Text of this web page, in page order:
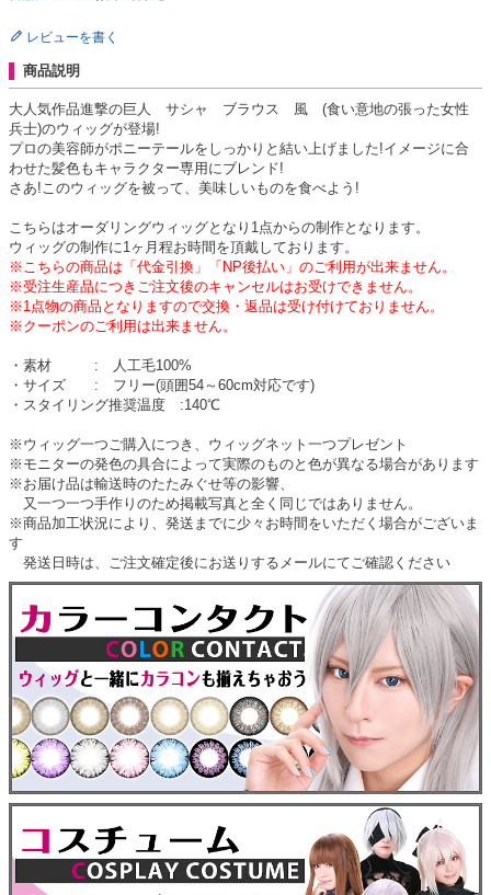
レビューを書く
商品説明
大人気作品進撃の巨人 サシャ ブラウス 風 (食い意地の張った女性
兵士)のウィッグが登場!
プロの美容師がポニーテールをしっかりと結い上げました!イメージに合
わせた髪色もキャラクター専用にブレンド!
さあ!このウィッグを被って、美味しいものを食べよう!
こちらはオーダリングウィッグとなり1点からの制作となります。
ウィッグの制作に1ヶ月程お時間を頂戴しております。
※こちらの商品は「代金引換」「NP後払い」のご利用が出来ません。
※受注生産品につきご注文後のキャンセルはお受けできません。
※1点物の商品となりますので交換・返品は受け付けておりません。
※クーポンのご利用は出来ません。
・素材 : 人工毛100%
・サイズ : フリー(頭囲54～60cm対応です)
・スタイリング推奨温度 :140℃
※ウィッグ一つご購入につき、ウィッグネット一つプレゼント
※モニターの発色の具合によって実際のものと色が異なる場合があります
※お届け品は輸送時のたたみぐせ等の影響、
又一つ一つ手作りのため掲載写真と全く同じではありません。
※商品加工状況により、発送までに少々お時間をいただく場合がございま
す
発送日時は、ご注文確定後にお送りするメールにてご確認ください